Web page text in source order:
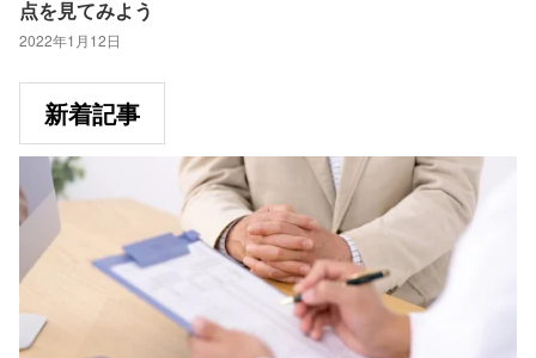
点を見てみよう
2022年1月12日
新着記事